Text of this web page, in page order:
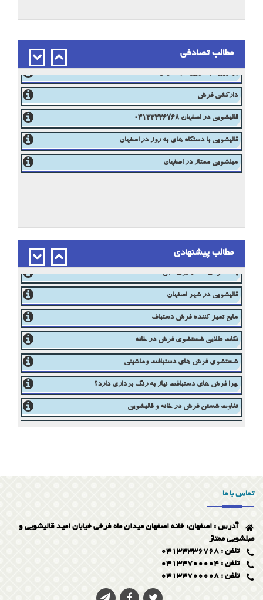
مطالب تصادفی
رفوگری وعملیات تکمیلی
برترین مبلشویی در اصفهان
دارکشی فرش
قالیشویی در اصفهان 03133336768
قالیشویی با دستگاه های به روز در اصفهان
مطالب پیشنهادی
قالیشویی در اصفهان 03133336768
پاک کردن لکه از روی مبل
قالیشویی در شهر اصفهان
مایع تمیز کننده فرش دستباف
نکات طلایی شستشوی فرش در خانه
شستشوی فرش های دستبافت وماشینی
چرا فرش های دستبافت نیاز به رنگ برداری دارد؟
تاریخچه فرش ایرانی
پاک کردن لکه قطره آهن از روی فرش
تماس با ما
آدرس : اصفهان: خانه اصفهان میدان ماه فرخی خیابان امید قالیشویی و
مبلشویی ممتاز
تلفن : 03133336768
تلفن : 03133700004
تلفن : 03133700008